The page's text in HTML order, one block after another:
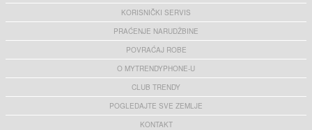
KORISNIČKI SERVIS
PRAĆENJE NARUDŽBINE
POVRAĆAJ ROBE
O MYTRENDYPHONE-U
CLUB TRENDY
POGLEDAJTE SVE ZEMLJE
KONTAKT